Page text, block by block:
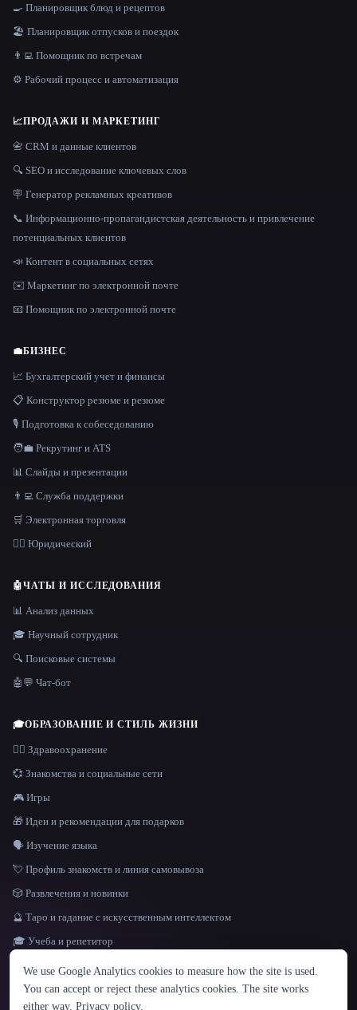
ЯЗЫК
English español Français Русский 简体中文
Hindi
🍳 Планировщик блюд и рецептов
🏖 Планировщик отпусков и поездок
👨‍💻 Помощник по встречам
⚙️ Рабочий процесс и автоматизация
📈ПРОДАЖИ И МАРКЕТИНГ
📇 CRM и данные клиентов
🔍 SEO и исследование ключевых слов
🪧 Генератор рекламных креативов
📞 Информационно-пропагандистская деятельность и привлечение
потенциальных клиентов
📣 Контент в социальных сетях
✉️ Маркетинг по электронной почте
📧 Помощник по электронной почте
💼БИЗНЕС
📈 Бухгалтерский учет и финансы
📋 Конструктор резюме и резюме
🎙️ Подготовка к собеседованию
🧑‍💼 Рекрутинг и ATS
📊 Слайды и презентации
👨‍💻 Служба поддержки
🛒 Электронная торговля
👩‍⚖️ Юридический
🤖ЧАТЫ И ИССЛЕДОВАНИЯ
📊 Анализ данных
🎓 Научный сотрудник
🔍 Поисковые системы
🤖💬 Чат-бот
🎓ОБРАЗОВАНИЕ И СТИЛЬ ЖИЗНИ
👩‍⚕️ Здравоохранение
💞 Знакомства и социальные сети
🎮 Игры
🎁 Идеи и рекомендации для подарков
🗣️ Изучение языка
💘 Профиль знакомств и линия самовывоза
🎲 Развлечения и новинки
🔮 Таро и гадание с искусственным интеллектом
🎓 Учеба и репетитор
We use Google Analytics cookies to measure how the site is used.
You can accept or reject these analytics cookies. The site works
either way. Privacy policy.